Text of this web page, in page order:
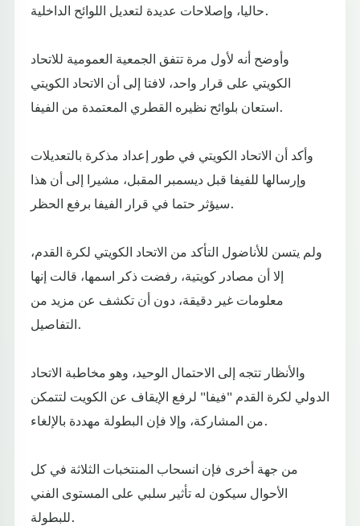
حاليا، وإصلاحات عديدة لتعديل اللوائح الداخلية.
وأوضح أنه لأول مرة تتفق الجمعية العمومية للاتحاد
الكويتي على قرار واحد، لافتا إلى أن الاتحاد الكويتي
استعان بلوائح نظيره القطري المعتمدة من الفيفا.
وأكد أن الاتحاد الكويتي في طور إعداد مذكرة بالتعديلات
وإرسالها للفيفا قبل ديسمبر المقبل، مشيرا إلى أن هذا
سيؤثر حتما في قرار الفيفا برفع الحظر.
ولم يتسن للأناضول التأكد من الاتحاد الكويتي لكرة القدم،
إلا أن مصادر كويتية، رفضت ذكر اسمها، قالت إنها
معلومات غير دقيقة، دون أن تكشف عن مزيد من
التفاصيل.
والأنظار تتجه إلى الاحتمال الوحيد، وهو مخاطبة الاتحاد
الدولي لكرة القدم "فيفا" لرفع الإيقاف عن الكويت لتتمكن
من المشاركة، وإلا فإن البطولة مهددة بالإلغاء.
من جهة أخرى فإن انسحاب المنتخبات الثلاثة في كل
الأحوال سيكون له تأثير سلبي على المستوى الفني
للبطولة.